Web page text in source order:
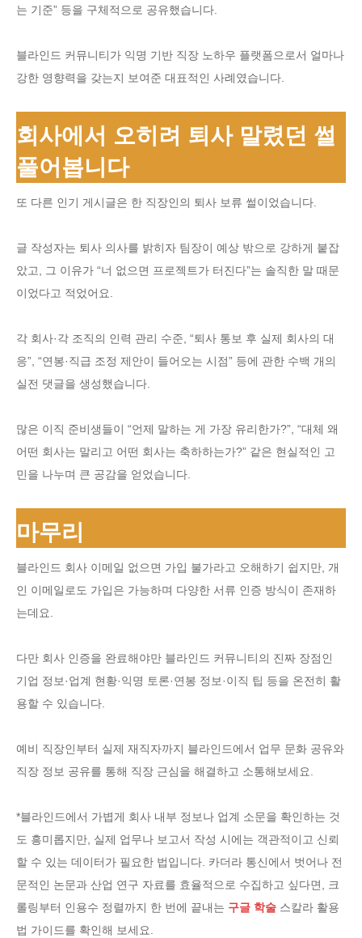
는 기준” 등을 구체적으로 공유했습니다.
블라인드 커뮤니티가 익명 기반 직장 노하우 플랫폼으로서 얼마나
강한 영향력을 갖는지 보여준 대표적인 사례였습니다.
회사에서 오히려 퇴사 말렸던 썰
풀어봅니다
또 다른 인기 게시글은 한 직장인의 퇴사 보류 썰이었습니다.
글 작성자는 퇴사 의사를 밝히자 팀장이 예상 밖으로 강하게 붙잡
았고, 그 이유가 “너 없으면 프로젝트가 터진다”는 솔직한 말 때문
이었다고 적었어요.
각 회사·각 조직의 인력 관리 수준, “퇴사 통보 후 실제 회사의 대
응”, “연봉·직급 조정 제안이 들어오는 시점” 등에 관한 수백 개의
실전 댓글을 생성했습니다.
많은 이직 준비생들이 “언제 말하는 게 가장 유리한가?”, “대체 왜
어떤 회사는 말리고 어떤 회사는 축하하는가?” 같은 현실적인 고
민을 나누며 큰 공감을 얻었습니다.
마무리
블라인드 회사 이메일 없으면 가입 불가라고 오해하기 쉽지만, 개
인 이메일로도 가입은 가능하며 다양한 서류 인증 방식이 존재하
는데요.
다만 회사 인증을 완료해야만 블라인드 커뮤니티의 진짜 장점인
기업 정보·업계 현황·익명 토론·연봉 정보·이직 팁 등을 온전히 활
용할 수 있습니다.
예비 직장인부터 실제 재직자까지 블라인드에서 업무 문화 공유와
직장 정보 공유를 통해 직장 근심을 해결하고 소통해보세요.
*블라인드에서 가볍게 회사 내부 정보나 업계 소문을 확인하는 것
도 흥미롭지만, 실제 업무나 보고서 작성 시에는 객관적이고 신뢰
할 수 있는 데이터가 필요한 법입니다. 카더라 통신에서 벗어나 전
문적인 논문과 산업 연구 자료를 효율적으로 수집하고 싶다면, 크
롤링부터 인용수 정렬까지 한 번에 끝내는 구글 학술 스칼라 활용
법 가이드를 확인해 보세요.